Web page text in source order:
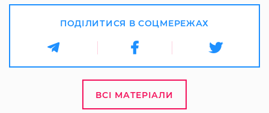
ПОДІЛИТИСЯ В СОЦМЕРЕЖАХ
ВСІ МАТЕРІАЛИ